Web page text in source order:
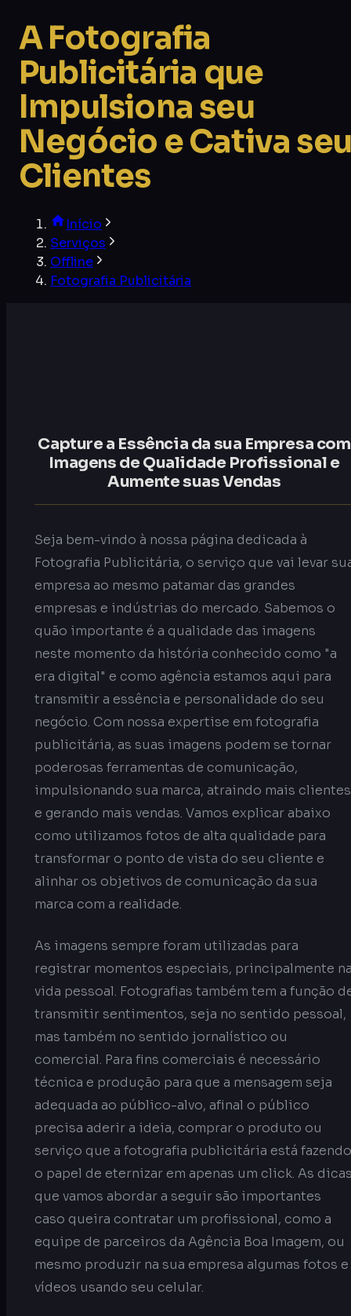
A Fotografia
Publicitária que
Impulsiona seu
Negócio e Cativa
Clientes
Início
Serviços
Offline
Fotografia Publicitária
Capture a Essência da sua Empresa com
Imagens de Qualidade Profissional e
Aumente suas Vendas
Seja bem-vindo à nossa página dedicada à
Fotografia Publicitária, o serviço que vai levar
empresa ao mesmo patamar das grandes
empresas e indústrias do mercado. Sabemos o
quão importante é a qualidade das imagens
neste momento da história conhecido como "a
era digital" e como agência estamos aqui para
transmitir a essência e personalidade do seu
negócio. Com nossa expertise em fotografia
publicitária, as suas imagens podem se tornar
poderosas ferramentas de comunicação,
impulsionando sua marca, atraindo mais clientes
e gerando mais vendas. Vamos explicar abaixo
como utilizamos fotos de alta qualidade para
transformar o ponto de vista do seu cliente e
alinhar os objetivos de comunicação da sua
marca com a realidade.
As imagens sempre foram utilizadas para
registrar momentos especiais, principalmente
vida pessoal. Fotografias também tem a função
transmitir sentimentos, seja no sentido pessoal,
mas também no sentido jornalístico ou
comercial. Para fins comerciais é necessário
técnica e produção para que a mensagem seja
adequada ao público-alvo, afinal o público
precisa aderir a ideia, comprar o produto ou
serviço que a fotografia publicitária está fazendo
o papel de eternizar em apenas um click. As
que vamos abordar a seguir são importantes
caso queira contratar um profissional, como a
equipe de parceiros da Agência Boa Imagem, ou
mesmo produzir na sua empresa algumas fotos e
vídeos usando seu celular.